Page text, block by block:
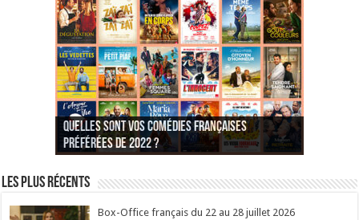
Quelles sont vos comédies françaises
préférées de 2022 ?
Quel est votre personnage préféré du Père
Noël est une ordure ?
Quelles sont vos comédies françaises
préférées de 2021 ?
Quel est votre « Gendarme » préféré ?
Quels sont vos 3 comédies de Jean-Marie Poiré
préférées ?
Quel est votre « Tati » préféré ?
Quel est votre « bronzé » préféré ?
Les plus récents
Box-Office français du 22 au 28 juillet 2026